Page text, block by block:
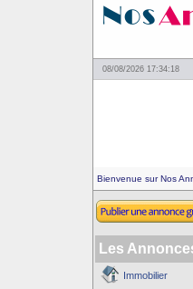
08/08/2026 17:34:18
Bienvenue sur Nos
Les
Immobilier